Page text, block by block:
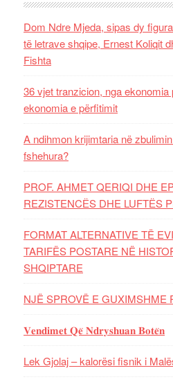
Dom Ndre Mjeda, sipas dy
të letrave shqipe, Ernest Koliqit
Fishta
36 vjet tranzicion, nga ekonomia
ekonomia e përfitimit
A ndihmon krijimtaria në
fshehura?
PROF. AHMET QERIQI DHE
REZISTENCЁS DHE LUFTЁS
FORMAT ALTERNATIVE TË
TARIFËS POSTARE NË
SHQIPTARE
NJË SPROVË E
𝐕𝐞𝐧𝐝𝐢𝐦𝐞𝐭 𝐐𝐞̈ 𝐍𝐝𝐫𝐲𝐬𝐡𝐮𝐚𝐧 𝐁𝐨𝐭𝐞̈𝐧
Lek Gjolaj – kalorësi fisnik i